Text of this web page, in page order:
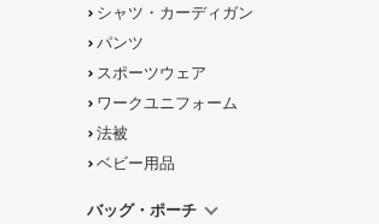
シャツ・カーディガン
パンツ
スポーツウェア
ワークユニフォーム
法被
ベビー用品
バッグ・ポーチ